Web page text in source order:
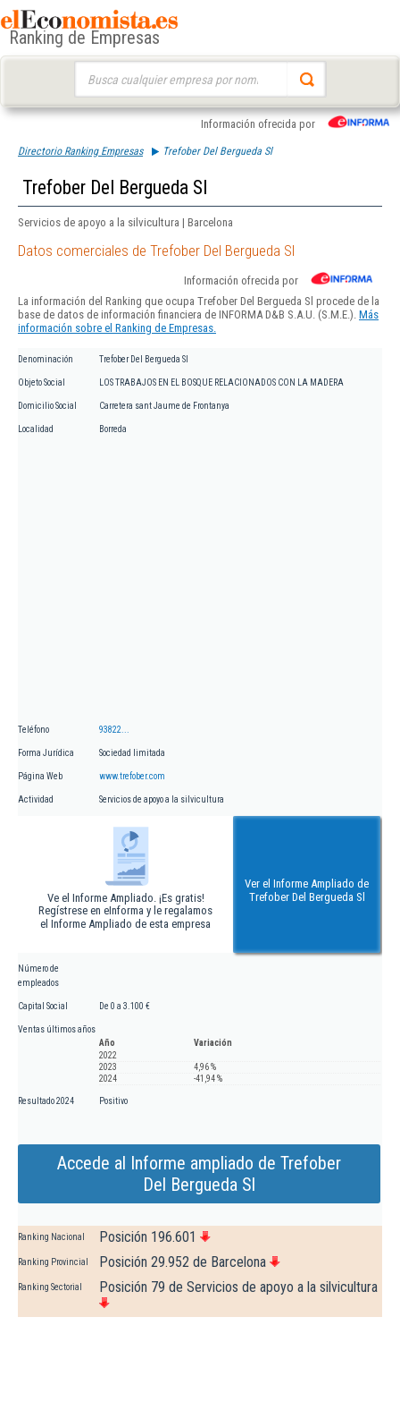
Ranking de Empresas
Información ofrecida por
Directorio Ranking Empresas Trefober Del Bergueda Sl
Trefober Del Bergueda Sl
Servicios de apoyo a la silvicultura | Barcelona
Datos comerciales de Trefober Del Bergueda Sl
Información ofrecida por
La información del Ranking que ocupa Trefober Del Bergueda Sl procede de la
base de datos de información financiera de INFORMA D&B S.A.U. (S.M.E.). Más
información sobre el Ranking de Empresas.
Denominación Trefober Del Bergueda Sl
Objeto Social LOS TRABAJOS EN EL BOSQUE RELACIONADOS CON LA MADERA
Domicilio Social Carretera sant Jaume de Frontanya
Localidad Borreda
Teléfono 93822...
Forma Jurídica Sociedad limitada
Página Web www.trefober.com
Actividad Servicios de apoyo a la silvicultura
Ve el Informe Ampliado. ¡Es gratis!
Regístrese en eInforma y le regalamos
el Informe Ampliado de esta empresa
Ver el Informe Ampliado de
Trefober Del Bergueda Sl
Número de
empleados
Capital Social De 0 a 3.100 €
Ventas últimos años
Año
Variación
2022
2023
4,96 %
2024
-41,94 %
Resultado 2024 Positivo
Accede al Informe ampliado de Trefober
Del Bergueda Sl
Ranking Nacional Posición 196.601
Ranking Provincial Posición 29.952 de Barcelona
Ranking Sectorial Posición 79 de Servicios de apoyo a la silvicultura